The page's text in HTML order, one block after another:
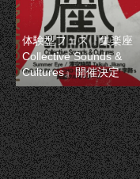
体験型フェス『集楽座
Collective Sounds &
Cultures』開催決定